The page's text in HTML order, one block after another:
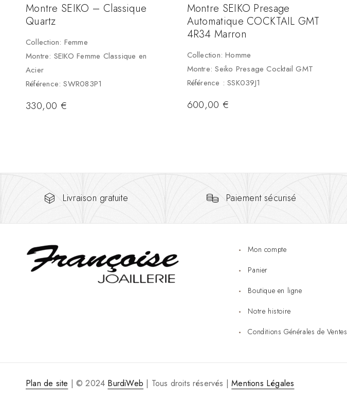
Montre SEIKO – Classique
Quartz
Collection: Femme
Montre: SEIKO Femme Classique en
Acier
Référence: SWR083P1
330,00 €
Montre SEIKO Presage
Automatique COCKTAIL GMT
4R34 Marron
Collection: Homme
Montre: Seiko Presage Cocktail GMT
Référence : SSK039J1
600,00€
Livraison gratuite Paiement sécurisé
Mon compte
Panier
Boutique en ligne
Notre histoire
Conditions Générales de Ventes
Plan de site | © 2024 BurdiWeb | Tous droits réservés | Mentions Légales